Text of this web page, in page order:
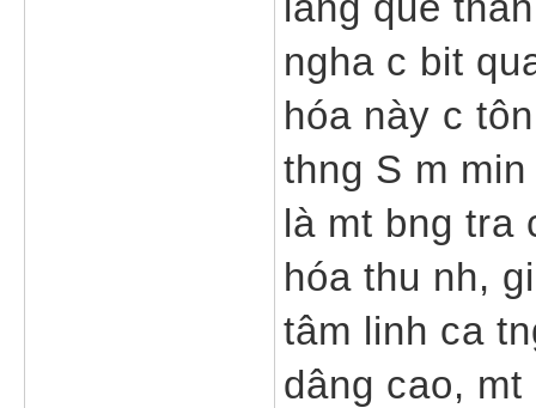
ngha c bit
hóa này c
thng S m
là mt bng tra
hóa thu nh,
tâm linh ca
dâng cao,